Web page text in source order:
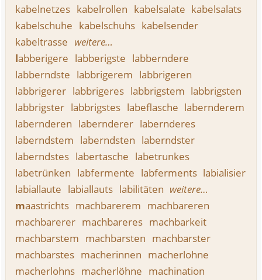
kabelnetzes kabelrollen kabelsalate kabelsalats
kabelschuhe kabelschuhs kabelsender
kabeltrasse weitere…
labberigere labberigste labberndere
labberndste labbrigerem labbrigeren
labbrigerer labbrigeres labbrigstem labbrigsten
labbrigster labbrigstes labeflasche labernderem
labernderen labernderer labernderes
laberndstem laberndsten laberndster
laberndstes labertasche labetrunkes
labetrünken labfermente labferments labialisier
labiallaute labiallauts labilitäten weitere…
maastrichts machbarerem machbareren
machbarerer machbareres machbarkeit
machbarstem machbarsten machbarster
machbarstes macherinnen macherlohne
macherlohns macherlöhne machination